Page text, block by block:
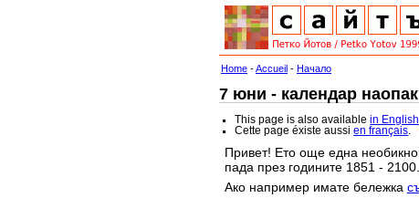
Home -Accueil - Начало
7 юни - календар
This page is also availablein English
Cette page éxiste aussien français
Привет! Ето още една
пада през годините 1851 - 2100.
Ако например имате бележка